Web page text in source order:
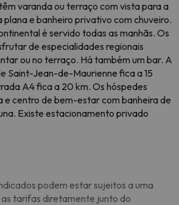
varanda ou terraço com vista para a
e banheiro privativo com chuveiro.
é servido todas as manhãs. Os
de especialidades regionais
ou no terraço. Há também um bar. A
Saint-Jean-de-Maurienne fica a 15
A4 fica a 20 km. Os hóspedes
e centro de bem-estar com banheira de
Existe estacionamento privado
podem estar sujeitos a uma
tarifas diretamente junto do